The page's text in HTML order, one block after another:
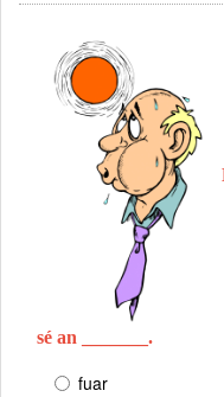
sé an _______.
fuar